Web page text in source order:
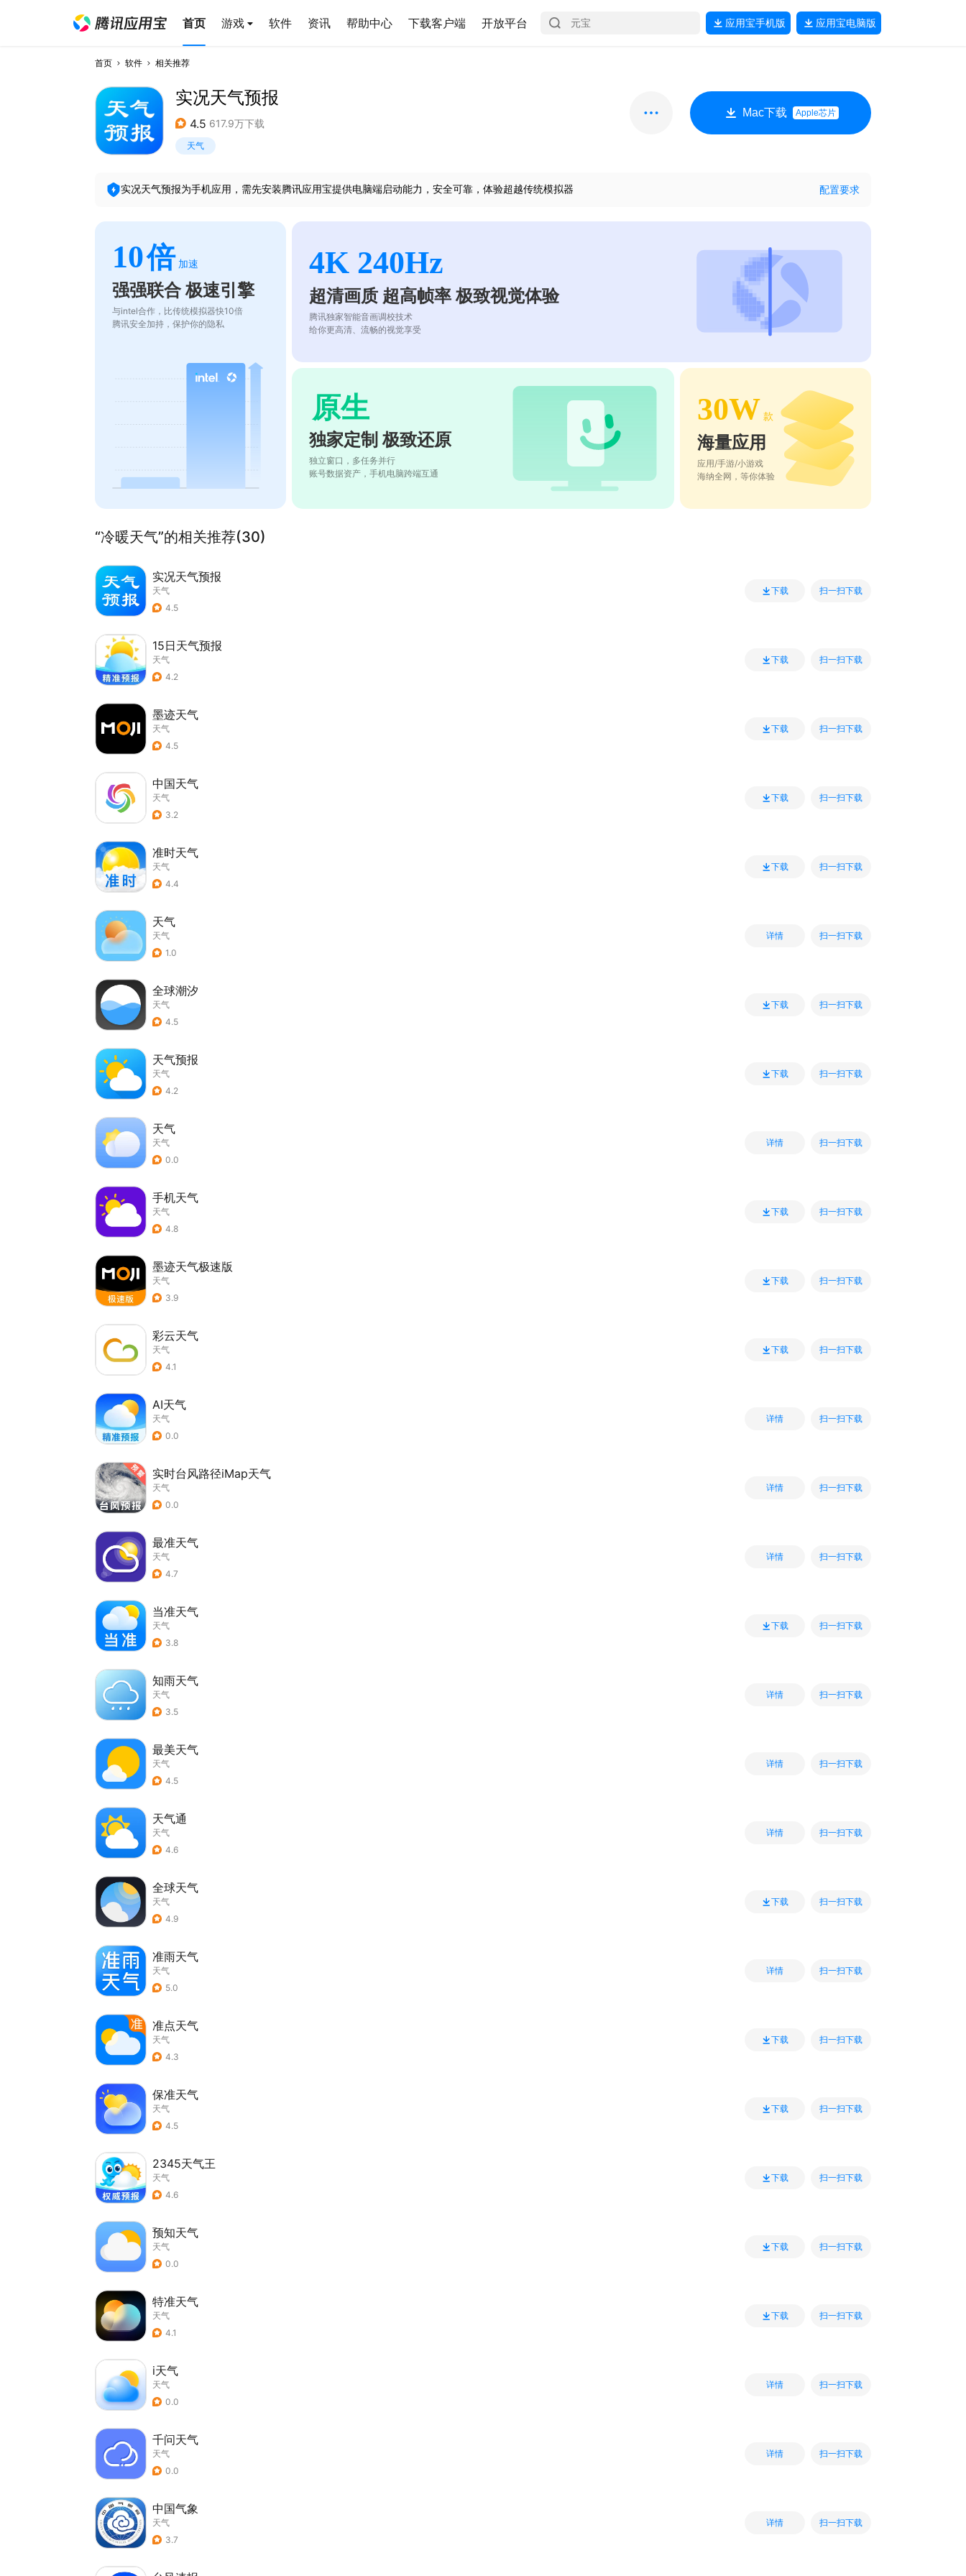
首页 游戏 软件 资讯 帮助中心 下载客户端 开放平台 应用宝手机版 应用宝电脑版
首页 软件 相关推荐
实况天气预报
4.5 617.9万下载
天气
Mac下载 Apple芯片
实况天气预报为手机应用，需先安装腾讯应用宝提供电脑端启动能力，安全可靠，体验超越传统模拟器 配置要求
10倍 加速
强强联合 极速引擎
与intel合作，比传统模拟器快10倍
腾讯安全加持，保护你的隐私
4K 240Hz
超清画质 超高帧率 极致视觉体验
腾讯独家智能音画调校技术
给你更高清、流畅的视觉享受
原生
独家定制 极致还原
独立窗口，多任务并行
账号数据资产，手机电脑跨端互通
30W 款
海量应用
应用/手游/小游戏
海纳全网，等你体验
“冷暖天气”的相关推荐(30)
实况天气预报
天气
4.5
下载 扫一扫下载
15日天气预报
天气
4.2
下载 扫一扫下载
墨迹天气
天气
4.5
下载 扫一扫下载
中国天气
天气
3.2
下载 扫一扫下载
准时天气
天气
4.4
下载 扫一扫下载
天气
天气
1.0
详情 扫一扫下载
全球潮汐
天气
4.5
下载 扫一扫下载
天气预报
天气
4.2
下载 扫一扫下载
天气
天气
0.0
详情 扫一扫下载
手机天气
天气
4.8
下载 扫一扫下载
墨迹天气极速版
天气
3.9
下载 扫一扫下载
彩云天气
天气
4.1
下载 扫一扫下载
AI天气
天气
0.0
详情 扫一扫下载
实时台风路径iMap天气
天气
0.0
详情 扫一扫下载
最准天气
天气
4.7
详情 扫一扫下载
当准天气
天气
3.8
下载 扫一扫下载
知雨天气
天气
3.5
详情 扫一扫下载
最美天气
天气
4.5
详情 扫一扫下载
天气通
天气
4.6
详情 扫一扫下载
全球天气
天气
4.9
下载 扫一扫下载
准雨天气
天气
5.0
详情 扫一扫下载
准点天气
天气
4.3
下载 扫一扫下载
保准天气
天气
4.5
下载 扫一扫下载
2345天气王
天气
4.6
下载 扫一扫下载
预知天气
天气
0.0
下载 扫一扫下载
特准天气
天气
4.1
下载 扫一扫下载
i天气
天气
0.0
详情 扫一扫下载
千问天气
天气
0.0
详情 扫一扫下载
中国气象
天气
3.7
详情 扫一扫下载